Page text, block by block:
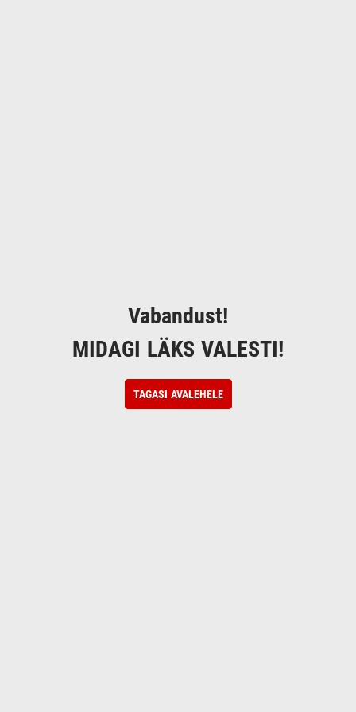
Vabandust!
MIDAGI LÄKS VALESTI!
TAGASI AVALEHELE